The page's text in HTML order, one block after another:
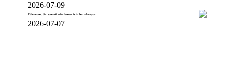
2026-07-09
Ethereum, bir sonraki sıfırlaması için hazırlanıyor
2026-07-07